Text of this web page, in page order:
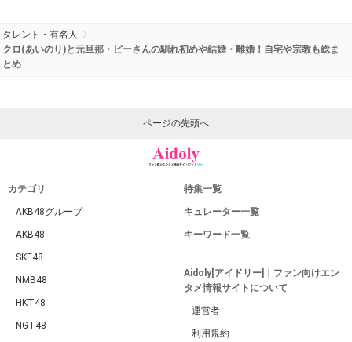
タレント・有名人
クロ(あいのり)と元旦那・ピーさんの馴れ初めや結婚・離婚！自宅や宗教も総ま
とめ
ページの先頭へ
カテゴリ
AKB48グループ
AKB48
SKE48
NMB48
HKT48
NGT48
特集一覧
キュレーター一覧
キーワード一覧
Aidoly[アイドリー]｜ファン向けエン
タメ情報サイトについて
運営者
利用規約